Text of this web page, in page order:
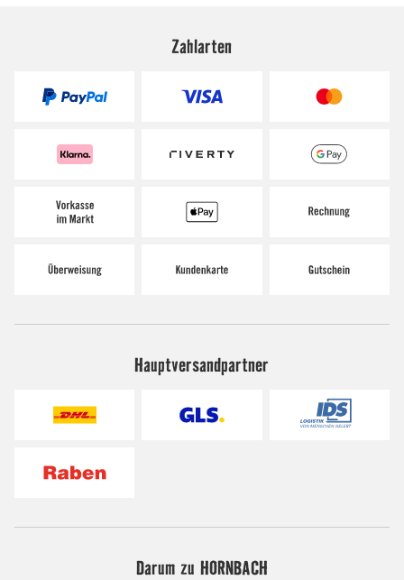
Zahlarten
Hauptversandpartner
Darum zu HORNBACH